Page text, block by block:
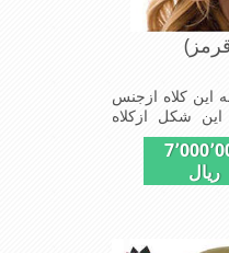
این کلاه ازجنس
شکل ازکلاه
پوش
کلاه بره میریال